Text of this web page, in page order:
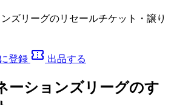
ズリーグのリセールチケット・譲り
登録 confirmation_number 出品する
ーションズリーグのす